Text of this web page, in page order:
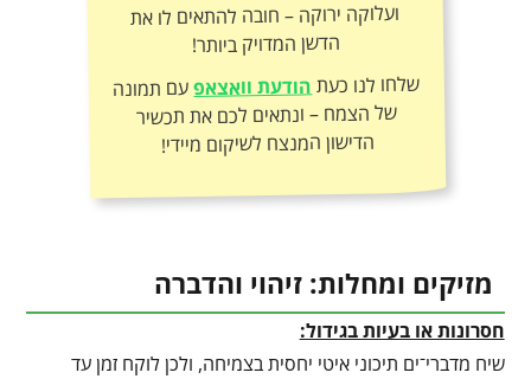
הדשן המדויק ביותר!
שלחו לנו כעתהודעת וואצאפעם תמונה
של הצמח – ונתאים לכם את תכשיר
הדישון המנצח לשיקום מיידי!
מזיקים ומחלות: זיהוי והדברה
חסרונות או בעיות בגידול:
שיח מדברי־ים תיכוני איטי יחסית בצמיחה, ולכן לוקח זמן עד